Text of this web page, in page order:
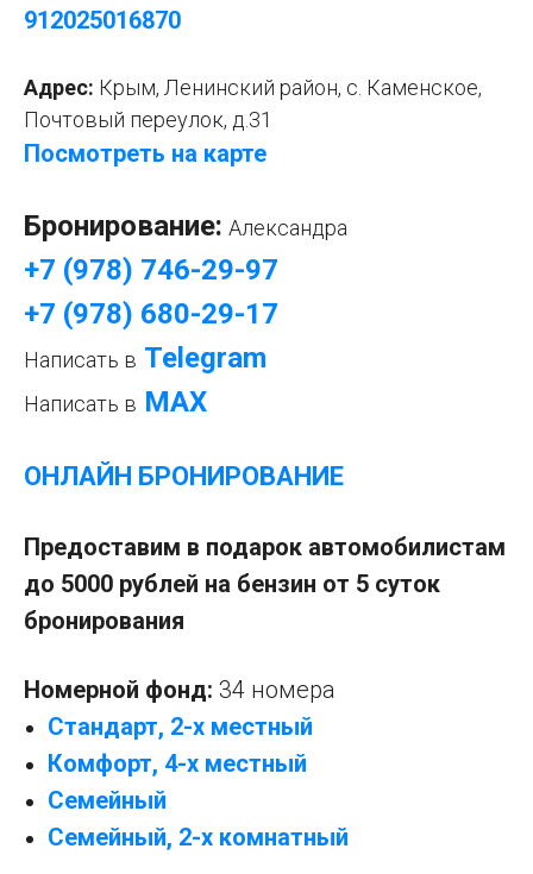
912025016870
Адрес: Крым, Ленинский район, с. Каменское,
Почтовый переулок, д.31
Посмотреть на карте
Бронирование: Александра
+7 (978) 746-29-97
+7 (978) 680-29-17
Написать в Telegram
Написать в МАХ
ОНЛАЙН БРОНИРОВАНИЕ
Предоставим в подарок автомобилистам
до 5000 рублей на бензин от 5 суток
бронирования
Номерной фонд: 34 номера
Стандарт, 2-х местный
Комфорт, 4-х местный
Семейный
Семейный, 2-х комнатный